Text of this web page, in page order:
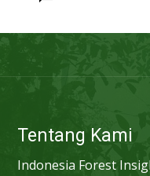
Tentang Kami
Indonesia Forest